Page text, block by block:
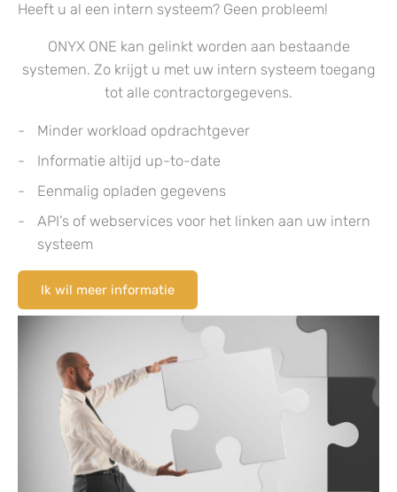
Heeft u al een intern systeem? Geen probleem!
ONYX ONE kan gelinkt worden aan bestaande
systemen. Zo krijgt u met uw intern systeem toegang
tot alle contractorgegevens.
Minder workload opdrachtgever
Informatie altijd up-to-date
Eenmalig opladen gegevens
API’s of webservices voor het linken aan uw intern
systeem
Ik wil meer informatie